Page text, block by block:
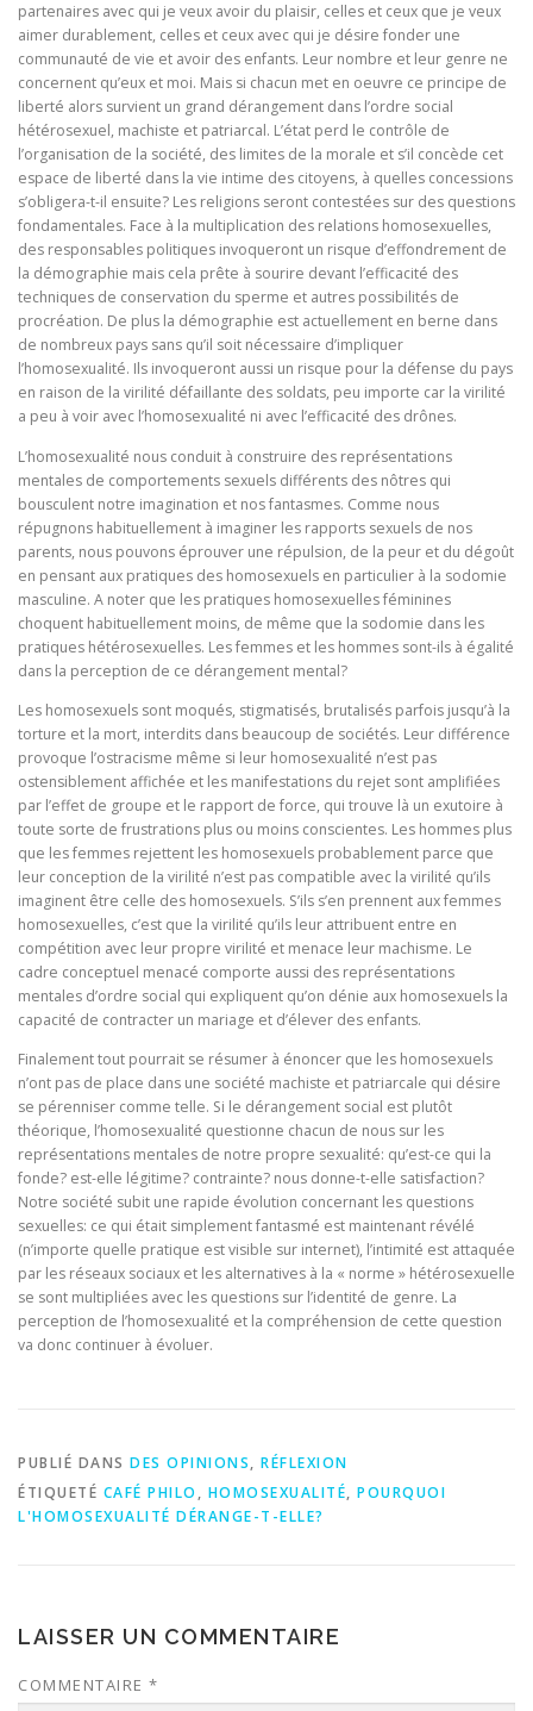
partenaires avec qui je veux avoir du plaisir, celles et ceux que je veux
aimer durablement, celles et ceux avec qui je désire fonder une
communauté de vie et avoir des enfants. Leur nombre et leur genre ne
concernent qu’eux et moi. Mais si chacun met en oeuvre ce principe de
liberté alors survient un grand dérangement dans l’ordre social
hétérosexuel, machiste et patriarcal. L’état perd le contrôle de
l’organisation de la société, des limites de la morale et s’il concède cet
espace de liberté dans la vie intime des citoyens, à quelles concessions
s’obligera-t-il ensuite? Les religions seront contestées sur des questions
fondamentales. Face à la multiplication des relations homosexuelles,
des responsables politiques invoqueront un risque d’effondrement de
la démographie mais cela prête à sourire devant l’efficacité des
techniques de conservation du sperme et autres possibilités de
procréation. De plus la démographie est actuellement en berne dans
de nombreux pays sans qu’il soit nécessaire d’impliquer
l’homosexualité. Ils invoqueront aussi un risque pour la défense du pays
en raison de la virilité défaillante des soldats, peu importe car la virilité
a peu à voir avec l’homosexualité ni avec l’efficacité des drônes.
L’homosexualité nous conduit à construire des représentations
mentales de comportements sexuels différents des nôtres qui
bousculent notre imagination et nos fantasmes. Comme nous
répugnons habituellement à imaginer les rapports sexuels de nos
parents, nous pouvons éprouver une répulsion, de la peur et du dégoût
en pensant aux pratiques des homosexuels en particulier à la sodomie
masculine. A noter que les pratiques homosexuelles féminines
choquent habituellement moins, de même que la sodomie dans les
pratiques hétérosexuelles. Les femmes et les hommes sont-ils à égalité
dans la perception de ce dérangement mental?
Les homosexuels sont moqués, stigmatisés, brutalisés parfois jusqu’à la
torture et la mort, interdits dans beaucoup de sociétés. Leur différence
provoque l’ostracisme même si leur homosexualité n’est pas
ostensiblement affichée et les manifestations du rejet sont amplifiées
par l’effet de groupe et le rapport de force, qui trouve là un exutoire à
toute sorte de frustrations plus ou moins conscientes. Les hommes plus
que les femmes rejettent les homosexuels probablement parce que
leur conception de la virilité n’est pas compatible avec la virilité qu’ils
imaginent être celle des homosexuels. S’ils s’en prennent aux femmes
homosexuelles, c’est que la virilité qu’ils leur attribuent entre en
compétition avec leur propre virilité et menace leur machisme. Le
cadre conceptuel menacé comporte aussi des représentations
mentales d’ordre social qui expliquent qu’on dénie aux homosexuels la
capacité de contracter un mariage et d’élever des enfants.
Finalement tout pourrait se résumer à énoncer que les homosexuels
n’ont pas de place dans une société machiste et patriarcale qui désire
se pérenniser comme telle. Si le dérangement social est plutôt
théorique, l’homosexualité questionne chacun de nous sur les
représentations mentales de notre propre sexualité: qu’est-ce qui la
fonde? est-elle légitime? contrainte? nous donne-t-elle satisfaction?
Notre société subit une rapide évolution concernant les questions
sexuelles: ce qui était simplement fantasmé est maintenant révélé
(n’importe quelle pratique est visible sur internet), l’intimité est attaquée
par les réseaux sociaux et les alternatives à la « norme » hétérosexuelle
se sont multipliées avec les questions sur l’identité de genre. La
perception de l’homosexualité et la compréhension de cette question
va donc continuer à évoluer.
PUBLIÉ DANS DES OPINIONS, RÉFLEXION
ÉTIQUETÉ CAFÉ PHILO , HOMOSEXUALITÉ, POURQUOI
L'HOMOSEXUALITÉ DÉRANGE-T-ELLE?
LAISSER UN COMMENTAIRE
COMMENTAIRE *